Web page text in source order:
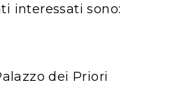
interessati sono:
dei Priori